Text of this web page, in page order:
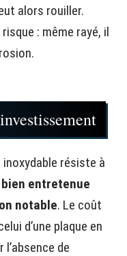
alors rouiller.
: même rayé, il
inoxydable résiste à
entretenue
notable. Le coût
d’une plaque en
de